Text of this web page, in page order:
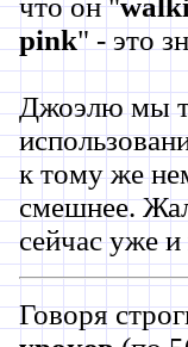
что он "
pink" - это
Джоэлю мы
к тому же
смешнее.
сейчас уже
Говоря